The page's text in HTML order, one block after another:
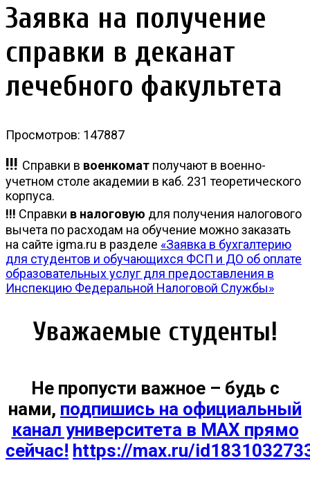
Заявка на получение
справки в деканат
лечебного факультета
Просмотров: 147887
!!! Справки в военкомат получают в военно-
учетном столе академии в каб. 231 теоретического
корпуса.
!!! Справки в налоговую для получения налогового
вычета по расходам на обучение можно заказать
на сайте igma.ru в разделе «Заявка в бухгалтерию
для студентов и обучающихся ФСП и ДО об оплате
образовательных услуг для предоставления в
Инспекцию Федеральной Налоговой Службы»
Уважаемые студенты!
Не пропусти важное – будь с
нами, подпишись на официальный
канал университета в МАХ прямо
сейчас! https://max.ru/